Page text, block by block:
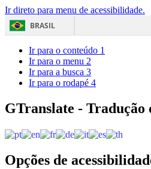
Ir direto para menu de acessibilidade.
BRASIL
Ir para o conteúdo 1
Ir para o menu 2
Ir para a busca 3
Ir para o rodapé 4
GTranslate - Tradução
Opções de